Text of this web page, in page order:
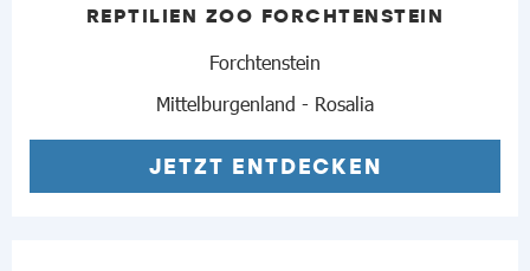
REPTILIEN ZOO FORCHTENSTEIN
Forchtenstein
Mittelburgenland - Rosalia
JETZT ENTDECKEN